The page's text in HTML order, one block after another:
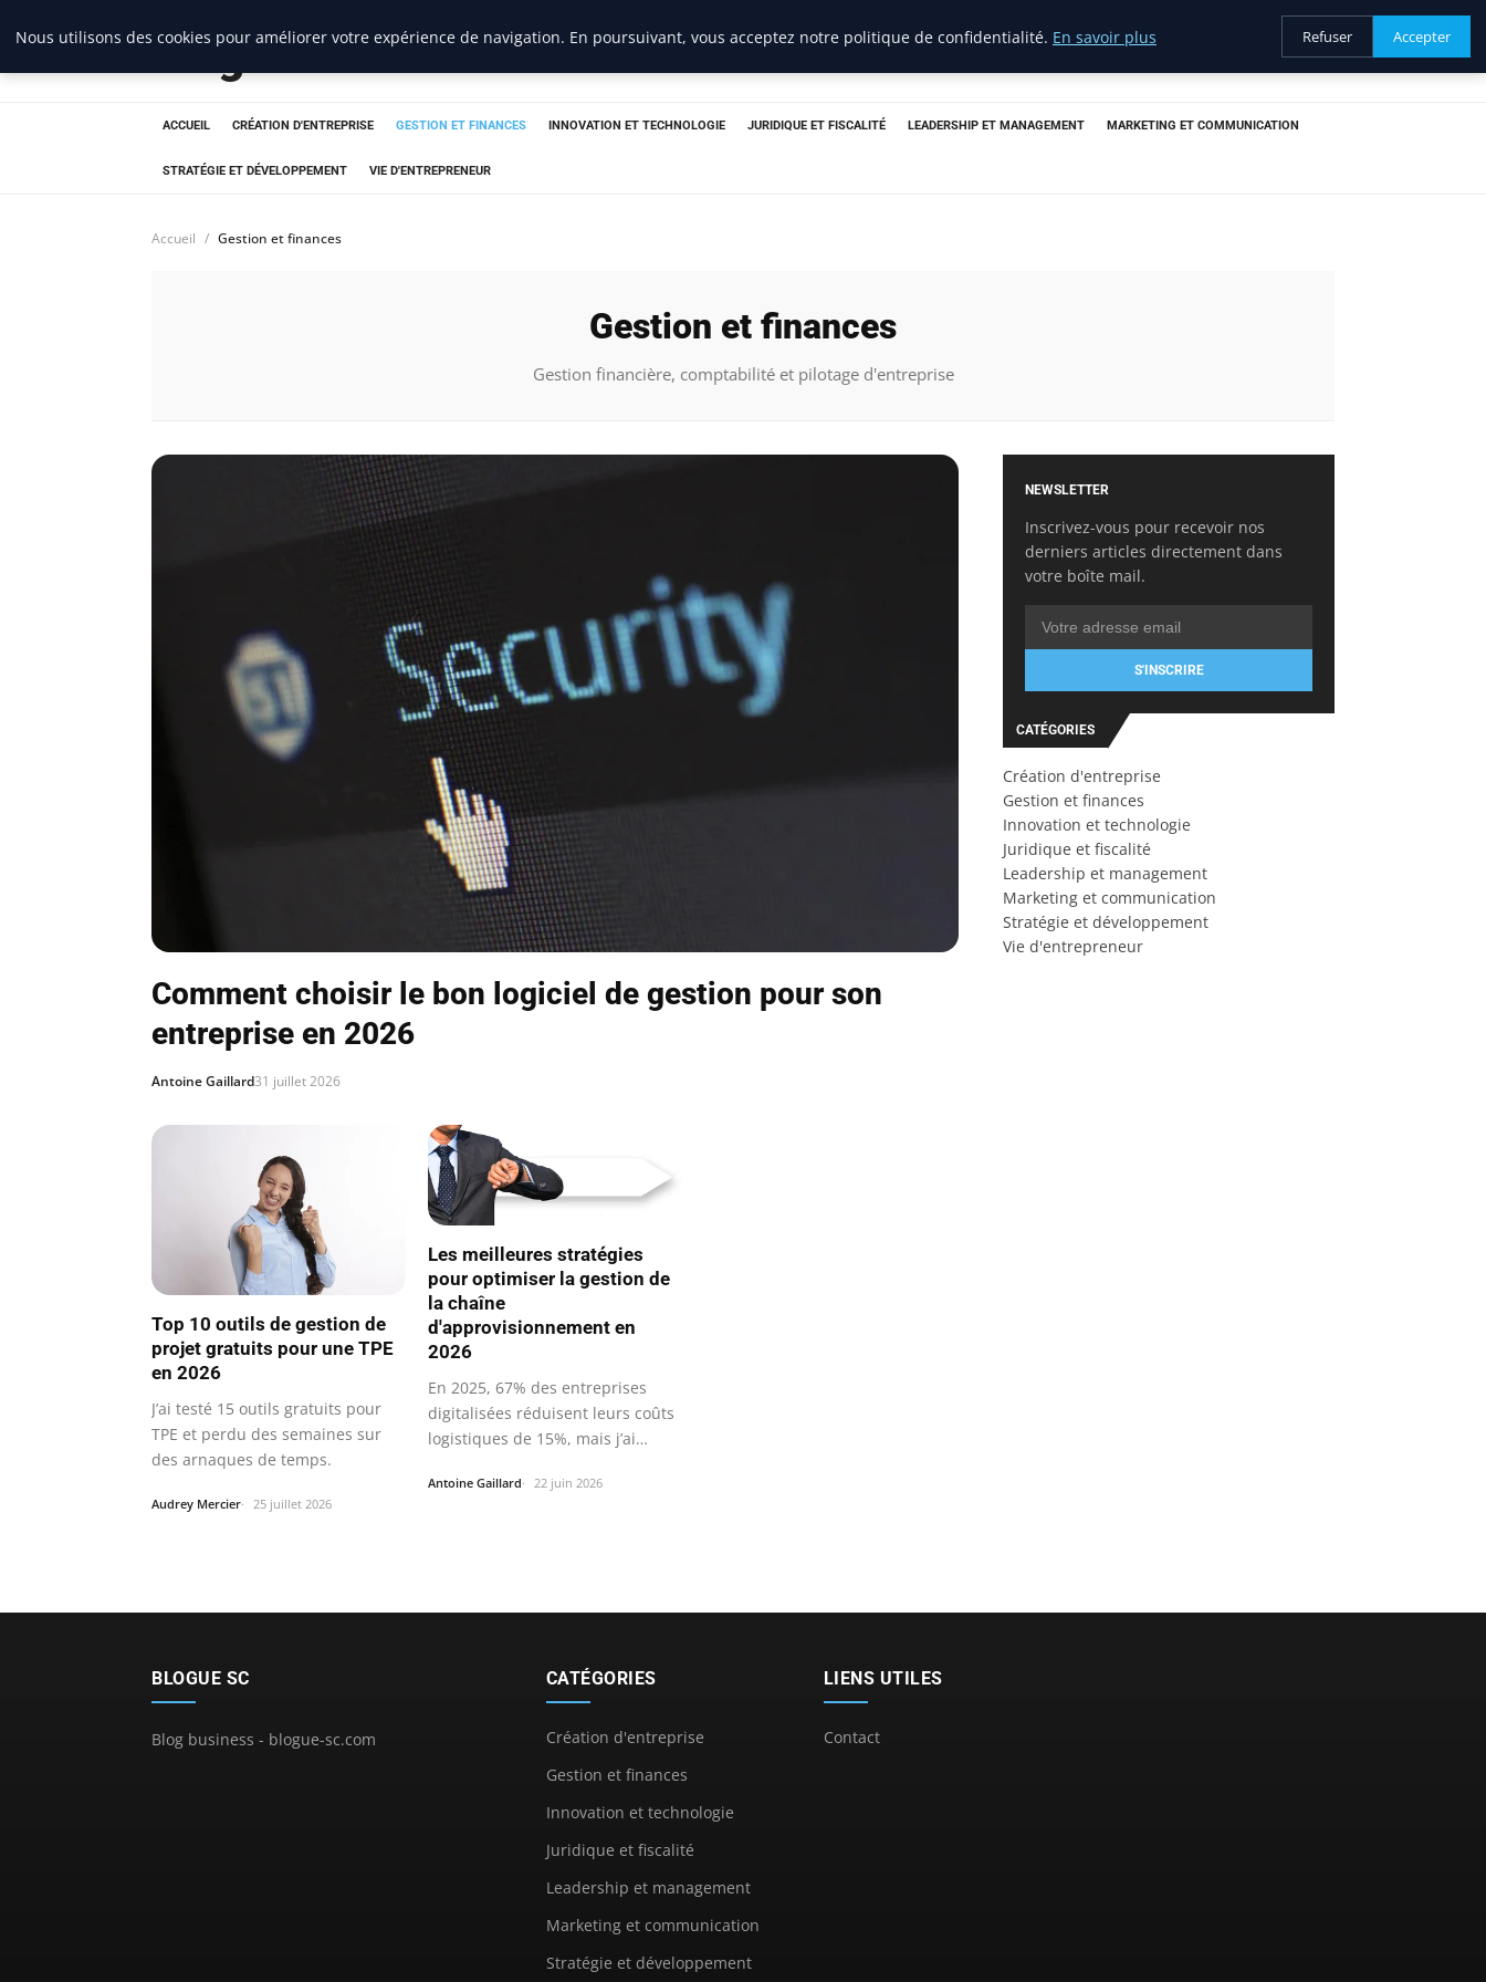
Blogue Sc
ACCUEIL CRÉATION D'ENTREPRISE GESTION ET FINANCES INNOVATION ET TECHNOLOGIE JURIDIQUE ET FISCALITÉ LEADERSHIP ET MANAGEMENT MARKETING ET COMMUNICATION
STRATÉGIE ET DÉVELOPPEMENT VIE D'ENTREPRENEUR
Accueil Gestion et finances
Gestion et finances
Gestion financière, comptabilité et pilotage d'entreprise
Comment choisir le bon logiciel de gestion pour son
entreprise en 2026
Antoine Gaillard31 juillet 2026
Top 10 outils de gestion de
projet gratuits pour une TPE
en 2026
J’ai testé 15 outils gratuits pour
TPE et perdu des semaines sur
des arnaques de temps.
Audrey Mercier 25 juillet 2026
Les meilleures stratégies
pour optimiser la gestion de
la chaîne
d'approvisionnement en
2026
En 2025, 67% des entreprises
digitalisées réduisent leurs coûts
logistiques de 15%, mais j’ai…
Antoine Gaillard 22 juin 2026
NEWSLETTER
Inscrivez-vous pour recevoir nos
derniers articles directement dans
votre boîte mail.
S'INSCRIRE
CATÉGORIES
Création d'entreprise
Gestion et finances
Innovation et technologie
Juridique et fiscalité
Leadership et management
Marketing et communication
Stratégie et développement
Vie d'entrepreneur
BLOGUE SC
Blog business - blogue-sc.com
CATÉGORIES
Création d'entreprise
Gestion et finances
Innovation et technologie
Juridique et fiscalité
Leadership et management
Marketing et communication
Stratégie et développement
LIENS UTILES
Contact
Nous utilisons des cookies pour améliorer votre expérience de navigation. En poursuivant, vous acceptez notre politique de confidentialité. En savoir plus Refuser Accepter